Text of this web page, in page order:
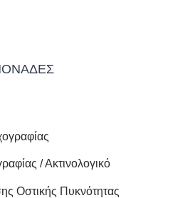
/ Ακτινολογικό
Οστικής Πυκνότητας